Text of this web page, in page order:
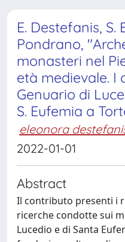
E. Destefanis, S.
Pondrano,
monasteri nel
età medievale. I
Genuario di
S. Eufemia a
eleonora
2022-01-01
Abstract
Il contributo presenti i
ricerche condotte sui
Lucedio e di Santa